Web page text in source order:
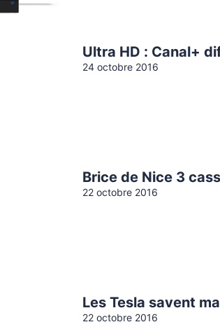
Ultra HD : Canal+
24 octobre 2016
Brice de Nice 3
22 octobre 2016
Les Tesla savent
22 octobre 2016